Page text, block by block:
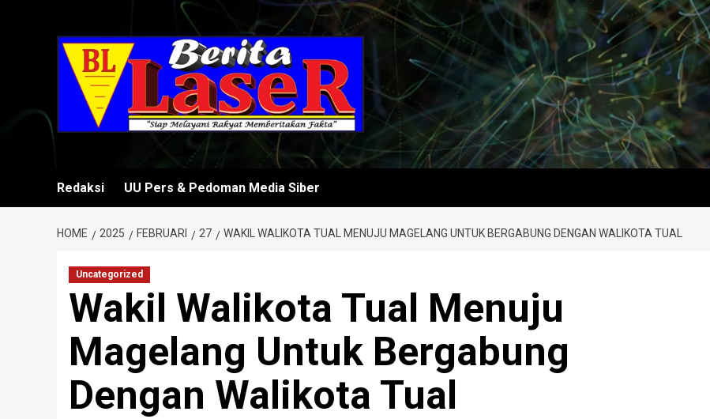
Redaksi UU Pers & Pedoman Media Siber
HOME 2025 FEBRUARI 27 WAKIL WALIKOTA TUAL MENUJU MAGELANG UNTUK BERGABUNG DENGAN WALIKOTA TUAL
Uncategorized
Wakil Walikota Tual Menuju
Magelang Untuk Bergabung
Dengan Walikota Tual